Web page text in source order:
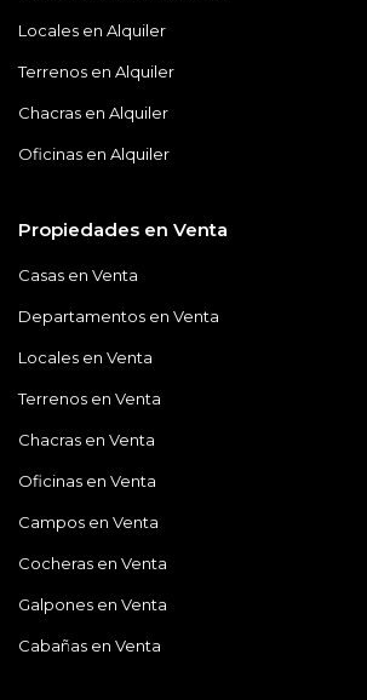
Locales en Alquiler
Terrenos en Alquiler
Chacras en Alquiler
Oficinas en Alquiler
Propiedades en Venta
Casas en Venta
Departamentos en Venta
Locales en Venta
Terrenos en Venta
Chacras en Venta
Oficinas en Venta
Campos en Venta
Cocheras en Venta
Galpones en Venta
Cabañas en Venta